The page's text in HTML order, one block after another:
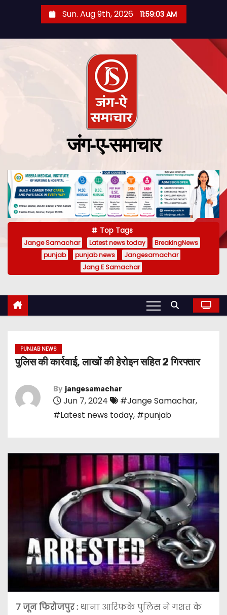
Sun. Aug 9th, 2026 11:59:04 AM
जंग-ए-समाचार
Top Tags
Jange Samachar Latest news today
BreakingNews
punjab
punjab news
Jangesamachar
Jang E Samachar
PUNJAB NEWS
पुलिस की कार्रवाई, लाखों की हेरोइन सहित 2 गिरफ्तार
By jangesamachar
Jun 7, 2024 #Jange Samachar,
#Latest news today, #punjab
7 जून फिरोजपुर : थाना आरिफके पुलिस ने गशत के